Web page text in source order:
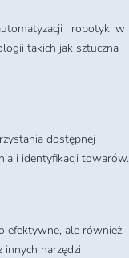
i robotyki w
takich jak sztuczna
dostępnej
i identyfikacji towarów.
efektywne, ale również
narzędzi